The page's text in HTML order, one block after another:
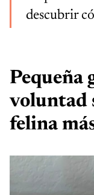
descubrir
Pequeña
voluntad
felina